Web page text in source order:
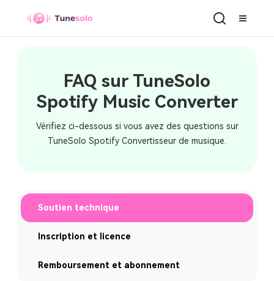
Spotify Music Converter
FAQ sur TuneSolo
Spotify Music Converter
Vérifiez ci-dessous si vous avez des questions sur
TuneSolo Spotify Convertisseur de musique.
Soutien technique
Inscription et licence
Remboursement et abonnement